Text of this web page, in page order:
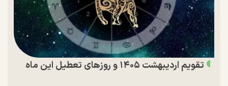
تقویم اردیبهشت ۱۴۰۵ و روز‌های تعطیل این ماه